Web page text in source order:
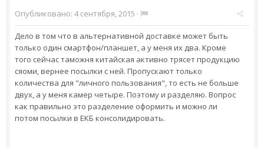
Опубликовано: 4 сентября, 2015 ·
Дело в том что в альтернативной доставке может быть
только один смартфон/планшет, а у меня их два. Кроме
того сейчас таможня китайская активно трясет продукцию
сяоми, вернее посылки с ней. Пропускают только
количества для "личного пользования", то есть не больше
двух, а у меня камер четыре. Поэтому и разделяю. Вопрос
как правильно это разделение оформить и можно ли
потом посылки в ЕКБ консолидировать.